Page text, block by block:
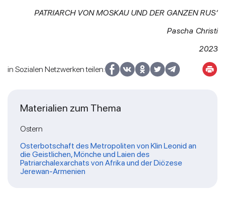
PATRIARCH VON MOSKAU UND DER GANZEN RUS‘
Pascha Christi
2023
in Sozialen Netzwerken teilen:
Materialien zum Thema
Ostern
Osterbotschaft des Metropoliten von Klin Leonid an
die Geistlichen, Mönche und Laien des
Patriarchalexarchats von Afrika und der Diözese
Jerewan-Armenien